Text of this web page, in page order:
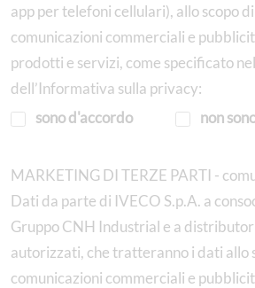
app per telefoni cellulari), allo scopo
comunicazioni commerciali e
prodotti e servizi, come specificato
dell’Informativa sulla privacy:
sono d'accordo
non
MARKETING DI TERZE PARTI -
Dati da parte di IVECO S.p.A. a
Gruppo CNH Industrial e a
autorizzati, che tratteranno i dati allo
comunicazioni commerciali e